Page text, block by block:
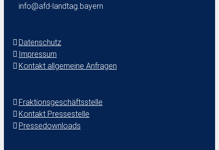
info@afd-landtag.bayern
Datenschutz
Impressum
Kontakt allgemeine Anfragen
Fraktionsgeschäftsstelle
Kontakt Pressestelle
Pressedownloads